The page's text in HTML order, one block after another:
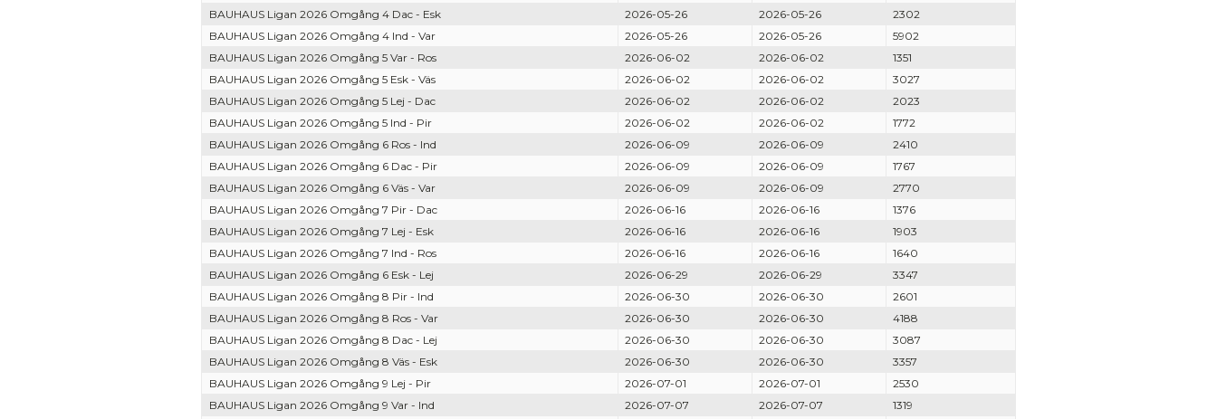
BAUHAUS Ligan 2026 Omgång 4 Dac - Esk
2026-05-26 2026-05-26
2302
BAUHAUS Ligan 2026 Omgång 4 Ind - Var
2026-05-26 2026-05-26
5902
BAUHAUS Ligan 2026 Omgång 5 Var - Ros
2026-06-02 2026-06-02
1351
BAUHAUS Ligan 2026 Omgång 5 Esk - Väs
2026-06-02 2026-06-02
3027
BAUHAUS Ligan 2026 Omgång 5 Lej - Dac
2026-06-02 2026-06-02
2023
BAUHAUS Ligan 2026 Omgång 5 Ind - Pir
2026-06-02 2026-06-02
1772
BAUHAUS Ligan 2026 Omgång 6 Ros - Ind
2026-06-09 2026-06-09
2410
BAUHAUS Ligan 2026 Omgång 6 Dac - Pir
2026-06-09 2026-06-09
1767
BAUHAUS Ligan 2026 Omgång 6 Väs - Var
2026-06-09 2026-06-09
2770
BAUHAUS Ligan 2026 Omgång 7 Pir - Dac
2026-06-16 2026-06-16
1376
BAUHAUS Ligan 2026 Omgång 7 Lej - Esk
2026-06-16 2026-06-16
1903
BAUHAUS Ligan 2026 Omgång 7 Ind - Ros
2026-06-16 2026-06-16
1640
BAUHAUS Ligan 2026 Omgång 6 Esk - Lej
2026-06-29 2026-06-29
3347
BAUHAUS Ligan 2026 Omgång 8 Pir - Ind
2026-06-30 2026-06-30
2601
BAUHAUS Ligan 2026 Omgång 8 Ros - Var
2026-06-30 2026-06-30
4188
BAUHAUS Ligan 2026 Omgång 8 Dac - Lej
2026-06-30 2026-06-30
3087
BAUHAUS Ligan 2026 Omgång 8 Väs - Esk
2026-06-30 2026-06-30
3357
BAUHAUS Ligan 2026 Omgång 9 Lej - Pir
2026-07-01 2026-07-01
2530
BAUHAUS Ligan 2026 Omgång 9 Var - Ind
2026-07-07 2026-07-07
1319